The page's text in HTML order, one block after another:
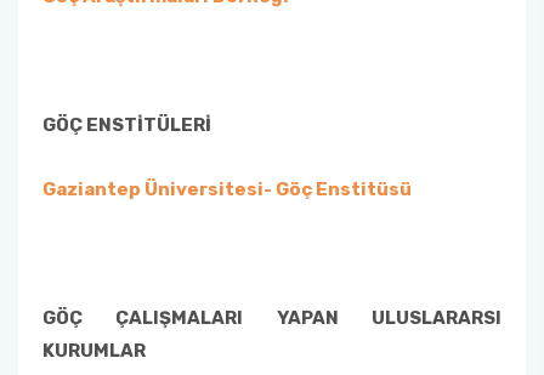
GÖÇ ENSTİTÜLERİ
Gaziantep Üniversitesi- Göç Enstitüsü
GÖÇ ÇALIŞMALARI YAPAN ULUSLARARSI
KURUMLAR